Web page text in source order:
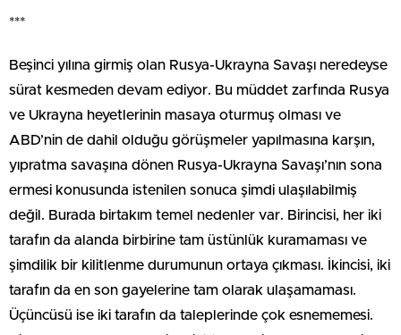
***
Beşinci yılına girmiş olan Rusya-Ukrayna Savaşı neredeyse
sürat kesmeden devam ediyor. Bu müddet zarfında Rusya
ve Ukrayna heyetlerinin masaya oturmuş olması ve
ABD’nin de dahil olduğu görüşmeler yapılmasına karşın,
yıpratma savaşına dönen Rusya-Ukrayna Savaşı’nın sona
ermesi konusunda istenilen sonuca şimdi ulaşılabilmiş
değil. Burada birtakım temel nedenler var. Birincisi, her iki
tarafın da alanda birbirine tam üstünlük kuramaması ve
şimdilik bir kilitlenme durumunun ortaya çıkması. İkincisi, iki
tarafın da en son gayelerine tam olarak ulaşamaması.
Üçüncüsü ise iki tarafın da taleplerinde çok esnememesi.